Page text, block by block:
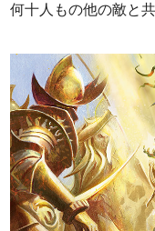
何十人もの他の敵と